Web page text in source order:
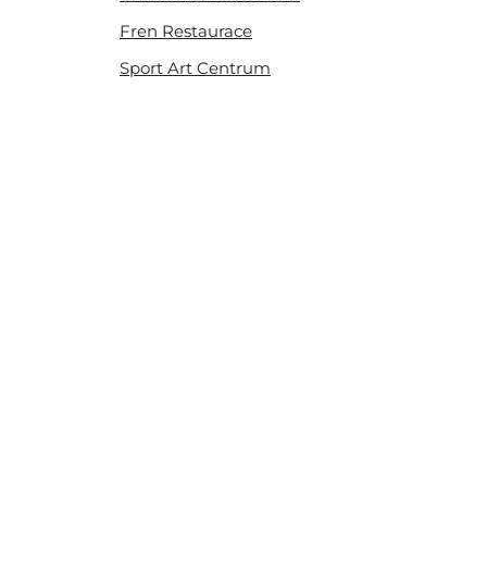
Povinné informace o subjektu
Ochrana osobních údajů
Fren Restaurace
Sport Art Centrum